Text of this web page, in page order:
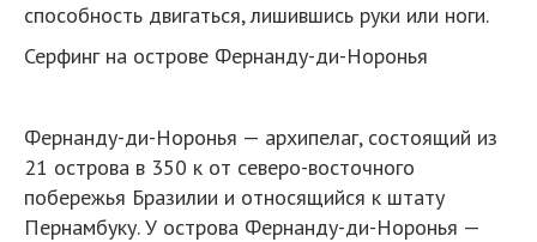
способность двигаться, лишившись руки или ноги.
Серфинг на острове Фернанду-ди-Норонья
Фернанду-ди-Норонья — архипелаг, состоящий из
21 острова в 350 к от северо-восточного
побережья Бразилии и относящийся к штату
Пернамбуку. У острова Фернанду-ди-Норонья —